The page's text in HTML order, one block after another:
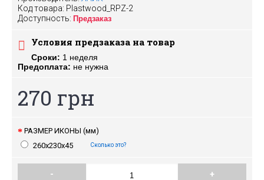
Код товара: Plastwood_RPZ-2
Доступность: Предзаказ
Условия предзаказа на товар
Сроки: 1 неделя
Предоплата: не нужна
270 грн
РАЗМЕР ИКОНЫ (мм)
260х230х45
Сколько это?
- +